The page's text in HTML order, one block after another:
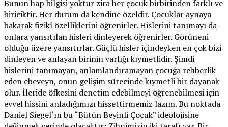
Bunun hap bilgisi yoktur zira her çocuk birbirinden farklı ve
biriciktir. Her durum da kendine özeldir. Çocuklar aynaya
bakarak fizikî özelliklerini öğrenirler. Hislerini tanımayı da
onlara yansıtılan hisleri dinleyerek öğrenirler. Görüneni
olduğu üzere yansıtırlar. Güçlü hisler içindeyken en çok bizi
dinleyen ve anlayan birinin varlığı kıymetlidir. Şimdi
hislerini tanımayan, anlamlandıramayan çocuğa rehberlik
eden ebeveyn, onun gelişim sürecinde kıymetli bir dayanak
olur. İleride öfkesini denetim edebilmeyi öğrenebilmesi için
evvel hissini anladığımızı hissettirmemiz lazım. Bu noktada
Daniel Siegel‘ın bu “Bütün Beyinli Çocuk” ideolojisine